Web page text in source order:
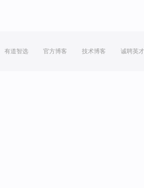
有道智选 官方博客 技术博客 诚聘英才